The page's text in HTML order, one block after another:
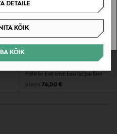
DETAILE
KÕIK
KÕIK
Polo 67 Extreme Eau de parfum
alates Original Price
74,00 €
ARU